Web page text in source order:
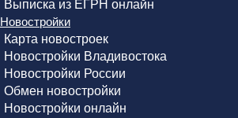
Выписка из ЕГРН онлайн
Новостройки
Карта новостроек
Новостройки Владивостока
Новостройки России
Обмен новостройки
Новостройки онлайн